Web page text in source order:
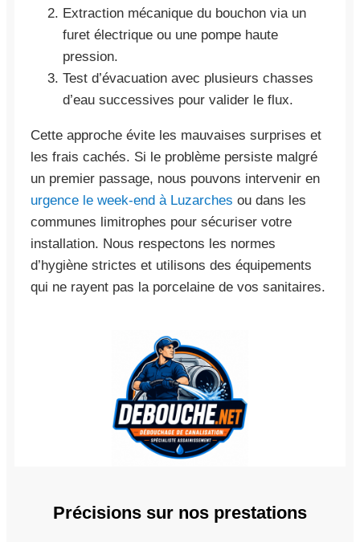
Extraction mécanique du bouchon via un
furet électrique ou une pompe haute
pression.
Test d’évacuation avec plusieurs chasses
d’eau successives pour valider le flux.
Cette approche évite les mauvaises surprises et
les frais cachés. Si le problème persiste malgré
un premier passage, nous pouvons intervenir en
urgence le week-end à Luzarches ou dans les
communes limitrophes pour sécuriser votre
installation. Nous respectons les normes
d’hygiène strictes et utilisons des équipements
qui ne rayent pas la porcelaine de vos sanitaires.
Précisions sur nos prestations